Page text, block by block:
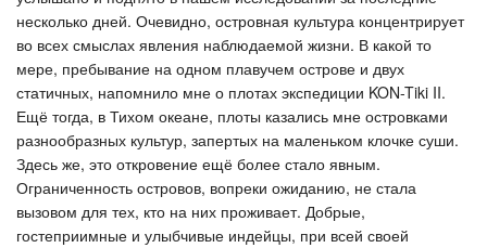
несколько дней. Очевидно, островная культура концентрирует
во всех смыслах явления наблюдаемой жизни. В какой то
мере, пребывание на одном плавучем острове и двух
статичных, напомнило мне о плотах экспедиции KON-Tiki II.
Ещё тогда, в Тихом океане, плоты казались мне островками
разнообразных культур, запертых на маленьком клочке суши.
Здесь же, это откровение ещё более стало явным.
Ограниченность островов, вопреки ожиданию, не стала
вызовом для тех, кто на них проживает. Добрые,
гостеприимные и улыбчивые индейцы, при всей своей